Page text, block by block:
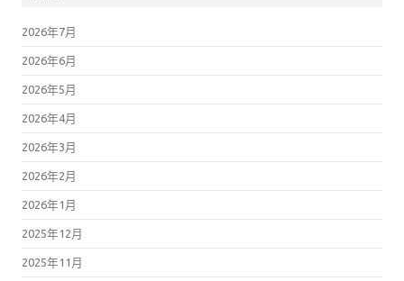
2026年7月
2026年6月
2026年5月
2026年4月
2026年3月
2026年2月
2026年1月
2025年12月
2025年11月